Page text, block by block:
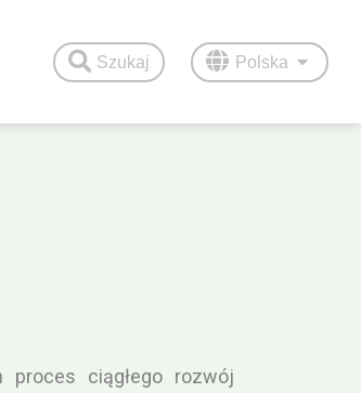
Szukaj Polska
proces ciągłego rozwój
3